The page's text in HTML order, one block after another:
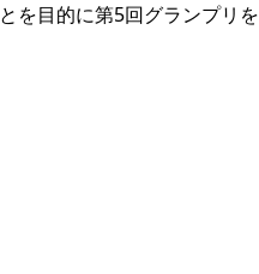
を目的に第5回グランプリを